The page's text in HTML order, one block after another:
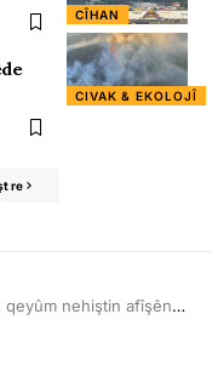
CÎHAN
CIVAK & EKOLOJÎ
re
afîşên 8’ê Adarê bên daliqandin